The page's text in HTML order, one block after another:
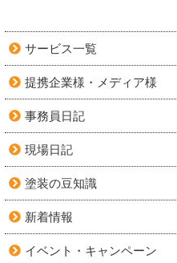
サービス一覧
提携企業様・メディア様
事務員日記
現場日記
塗装の豆知識
新着情報
イベント・キャンペーン